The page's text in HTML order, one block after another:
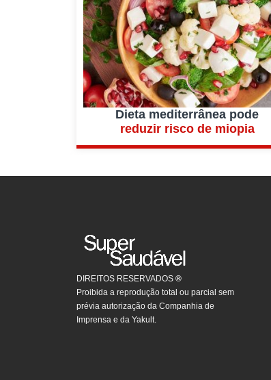
Dieta mediterrânea pode
reduzir risco de miopia
DIREITOS RESERVADOS ®
Proibida a reprodução total ou parcial sem
prévia autorização da Companhia de
Imprensa e da Yakult.